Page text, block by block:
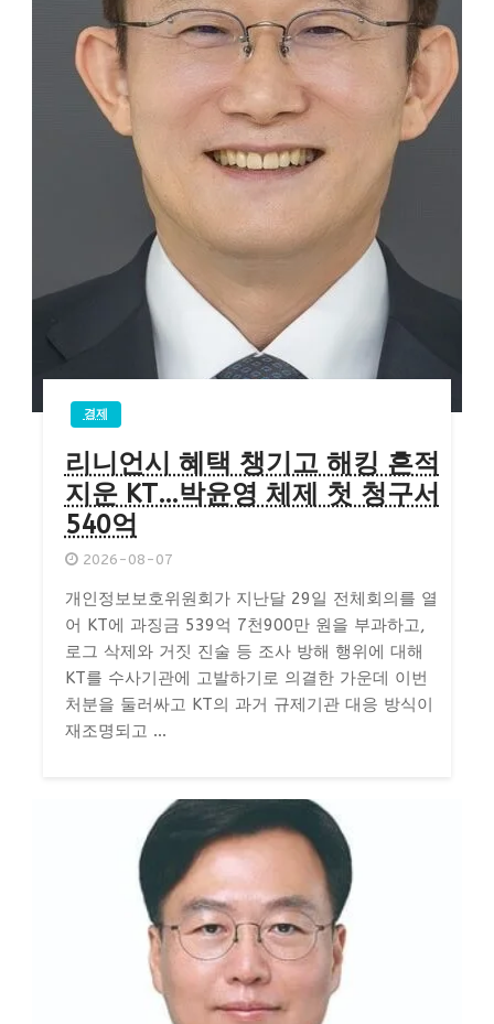
경제
리니언시 혜택 챙기고 해킹 흔적
지운 KT…박윤영 체제 첫 청구서
540억
2026-08-07
개인정보보호위원회가 지난달 29일 전체회의를 열
어 KT에 과징금 539억 7천900만 원을 부과하고,
로그 삭제와 거짓 진술 등 조사 방해 행위에 대해
KT를 수사기관에 고발하기로 의결한 가운데 이번
처분을 둘러싸고 KT의 과거 규제기관 대응 방식이
재조명되고 ...